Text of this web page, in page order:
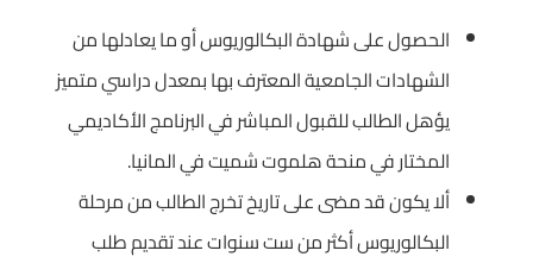
الحصول على شهادة البكالوريوس أو ما يعادلها من
الشهادات الجامعية المعترف بها بمعدل دراسي متميز
يؤهل الطالب للقبول المباشر في البرنامج الأكاديمي
المختار في منحة هلموت شميت في المانيا.
ألا يكون قد مضى على تاريخ تخرج الطالب من مرحلة
البكالوريوس أكثر من ست سنوات عند تقديم طلب